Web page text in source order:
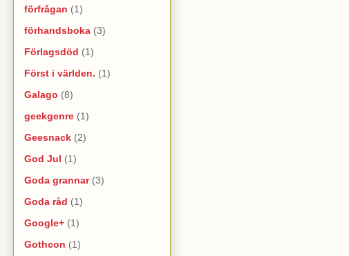
förfrågan (1)
förhandsboka (3)
Förlagsdöd (1)
Först i världen. (1)
Galago (8)
geekgenre (1)
Geesnack (2)
God Jul (1)
Goda grannar (3)
Goda råd (1)
Google+ (1)
Gothcon (1)